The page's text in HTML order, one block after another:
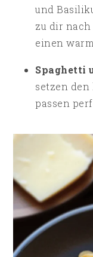
und
zu dir nach
einen
Spaghetti
setzen
passen